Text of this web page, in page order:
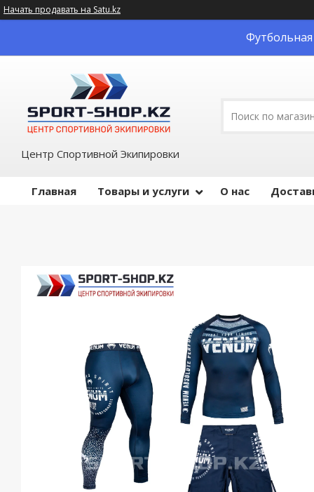
Начать продавать на Satu.kz
Футбольная
Центр Спортивной Экипировки
Главная Товары и услуги О нас